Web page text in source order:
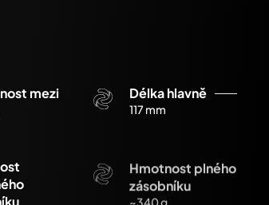
mezi
Délka hlavně
117 mm
Hmotnost plného
zásobníku
~340 g